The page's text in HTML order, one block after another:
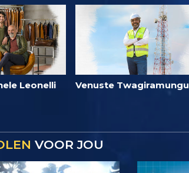
Leonelli Venuste Twagiramungu
VOOR JOU